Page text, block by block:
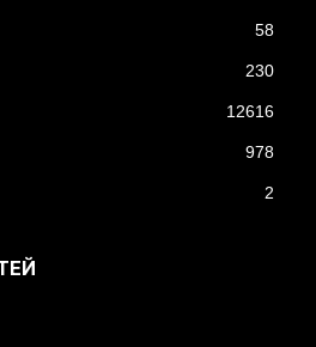
58
230
12616
978
2